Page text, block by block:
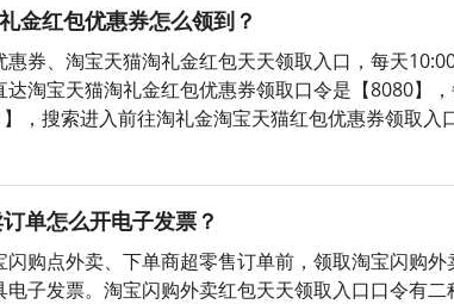
金红包优惠券怎么领到？
惠券、淘宝天猫淘礼金红包天天领取入口，每天
达淘宝天猫淘礼金红包优惠券领取口令是【8080】
，搜索进入前往淘礼金淘宝天猫红包优惠券领取
单怎么开电子发票？
闪购点外卖、下单商超零售订单前，领取淘宝闪购
电子发票。淘宝闪购外卖红包天天领取入口口令有